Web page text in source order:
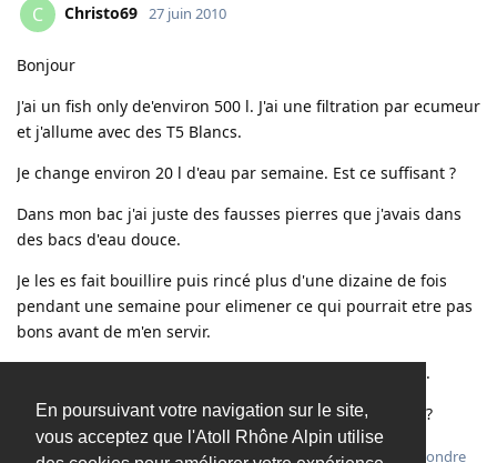
En poursuivant votre navigation sur le site,
vous acceptez que l'Atoll Rhône Alpin utilise
C Christo69 27 juin 2010
Bonjour
J'ai un fish only de'environ 500 l. J'ai une filtration par ecumeur
et j'allume avec des T5 Blancs.
Je change environ 20 l d'eau par semaine. Est ce suffisant ?
Dans mon bac j'ai juste des fausses pierres que j'avais dans
des bacs d'eau douce.
Je les es fait bouillire puis rincé plus d'une dizaine de fois
pendant une semaine pour elimener ce qui pourrait etre pas
bons avant de m'en servir.
J'aimerai metre des graine de paletuvier dans mon bac.
Pensé vous que c'est bon pour un bac comme le mie,n ?
Répondre